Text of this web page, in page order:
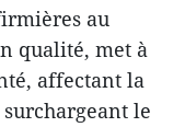
au
qualité, met à
affectant la
le